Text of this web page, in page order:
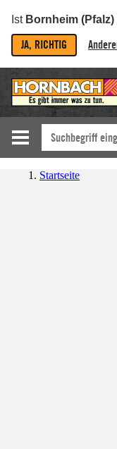
Ist Bornheim (Pfalz)
JA, RICHTIG
Startseite